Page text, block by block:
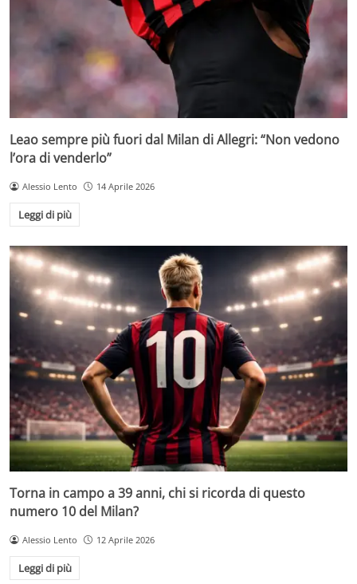
Leao sempre più fuori dal Milan di Allegri: “Non vedono
l’ora di venderlo”
Alessio Lento 14 Aprile 2026
Leggi di più
Torna in campo a 39 anni, chi si ricorda di questo
numero 10 del Milan?
Alessio Lento 12 Aprile 2026
Leggi di più